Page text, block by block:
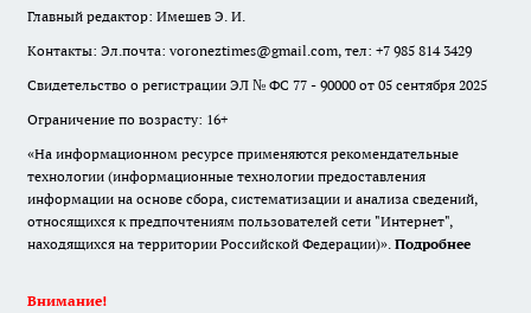
Главный редактор: Имешев Э. И.
Контакты: Эл.почта: voroneztimes@gmail.com, тел: +7 985 814 3429
Свидетельство о регистрации ЭЛ № ФС 77 - 90000 от 05 сентября 2025
Ограничение по возрасту: 16+
«На информационном ресурсе применяются рекомендательные
технологии (информационные технологии предоставления
информации на основе сбора, систематизации и анализа сведений,
относящихся к предпочтениям пользователей сети "Интернет",
находящихся на территории Российской Федерации)». Подробнее
Внимание!